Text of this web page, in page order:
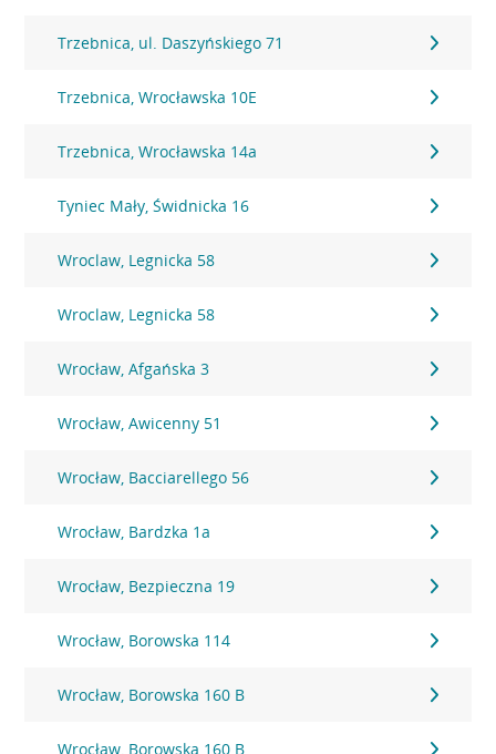
Trzebnica, ul. Daszyńskiego 71
Trzebnica, Wrocławska 10E
Trzebnica, Wrocławska 14a
Tyniec Mały, Świdnicka 16
Wroclaw, Legnicka 58
Wroclaw, Legnicka 58
Wrocław, Afgańska 3
Wrocław, Awicenny 51
Wrocław, Bacciarellego 56
Wrocław, Bardzka 1a
Wrocław, Bezpieczna 19
Wrocław, Borowska 114
Wrocław, Borowska 160 B
Wrocław, Borowska 160 B